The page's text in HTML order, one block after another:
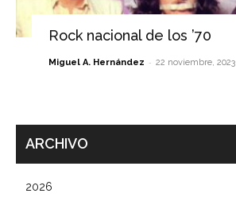
Rock nacional de los ’70
Miguel A. Hernández - 22 noviembre, 2023
ARCHIVO
2026